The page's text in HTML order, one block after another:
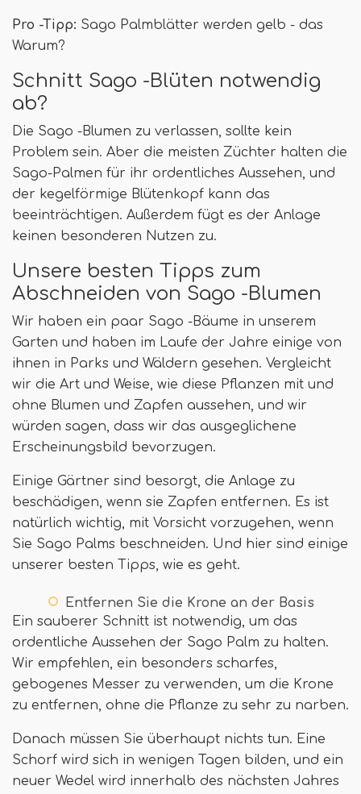
Pro -Tipp: Sago Palmblätter werden gelb - das
Warum?
Schnitt Sago -Blüten notwendig
ab?
Die Sago -Blumen zu verlassen, sollte kein
Problem sein. Aber die meisten Züchter halten die
Sago-Palmen für ihr ordentliches Aussehen, und
der kegelförmige Blütenkopf kann das
beeinträchtigen. Außerdem fügt es der Anlage
keinen besonderen Nutzen zu.
Unsere besten Tipps zum
Abschneiden von Sago -Blumen
Wir haben ein paar Sago -Bäume in unserem
Garten und haben im Laufe der Jahre einige von
ihnen in Parks und Wäldern gesehen. Vergleicht
wir die Art und Weise, wie diese Pflanzen mit und
ohne Blumen und Zapfen aussehen, und wir
würden sagen, dass wir das ausgeglichene
Erscheinungsbild bevorzugen.
Einige Gärtner sind besorgt, die Anlage zu
beschädigen, wenn sie Zapfen entfernen. Es ist
natürlich wichtig, mit Vorsicht vorzugehen, wenn
Sie Sago Palms beschneiden. Und hier sind einige
unserer besten Tipps, wie es geht.
Entfernen Sie die Krone an der Basis
Ein sauberer Schnitt ist notwendig, um das
ordentliche Aussehen der Sago Palm zu halten.
Wir empfehlen, ein besonders scharfes,
gebogenes Messer zu verwenden, um die Krone
zu entfernen, ohne die Pflanze zu sehr zu narben.
Danach müssen Sie überhaupt nichts tun. Eine
Schorf wird sich in wenigen Tagen bilden, und ein
neuer Wedel wird innerhalb des nächsten Jahres